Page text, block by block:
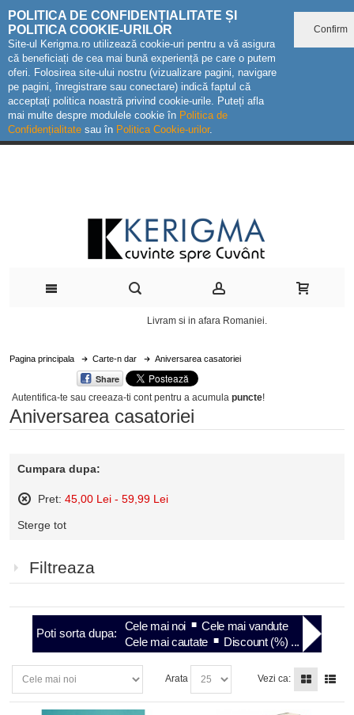
POLITICA DE CONFIDENȚIALITATE ȘI
POLITICA COOKIE-URILOR
Site-ul Kerigma.ro utilizează cookie-uri pentru a vă asigura
că beneficiați de cea mai bună experiență pe care o putem
oferi. Folosirea site-ului nostru (vizualizare pagini, navigare
pe pagini, înregistrare sau conectare) indică faptul că
acceptați politica noastră privind cookie-urile. Puteți afla
mai multe despre modulele cookie în Politica de
Confidențialitate sau în Politica Cookie-urilor.
Confirm
Livram si in afara Romaniei.
Pagina principala Carte-n dar Aniversarea casatoriei
Share
Autentifica-te sau creeaza-ti contpentru a acumula puncte!
Aniversarea casatoriei
Cumpara dupa:
Pret: 45,00 Lei - 59,99 Lei
acest
Sterge tot
Filtreaza
Poti sorta dupa:
Cele mai noi
Cele mai vandute
Cele mai cautate
Discount (%) ...
Arata Vezi ca: